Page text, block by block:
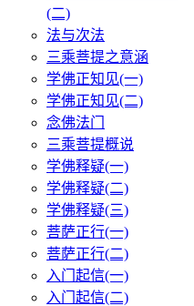
(二)
法与次法
三乘菩提之意涵
学佛正知见(一)
学佛正知见(二)
念佛法门
三乘菩提概说
学佛释疑(一)
学佛释疑(二)
学佛释疑(三)
菩萨正行(一)
菩萨正行(二)
入门起信(一)
入门起信(二)